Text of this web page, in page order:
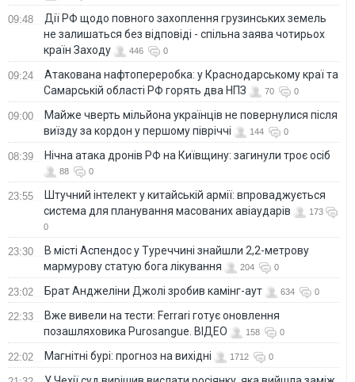
09:48
Дії РФ щодо повного захоплення грузинських земель
не залишаться без відповіді - спільна заява чотирьох
країн Заходу
446 0
09:24
Атакована нафтопереробка: у Краснодарському краї та
Самарській області РФ горять два НПЗ
70 0
09:00
Майже чверть мільйона українців не повернулися після
виїзду за кордон у першому півріччі
144 0
08:39 Нічна атака дронів РФ на Київщину: загинули троє осіб
88 0
23:55
Штучний інтелект у китайській армії: впроваджується
система для планування масованих авіаударів
173
0
23:30
В місті Аспендос у Туреччині знайшли 2,2-метрову
мармурову статую бога лікування
204 0
23:02 Брат Анджеліни Джолі зробив камінг-аут 634 0
22:33
Вже вивели на тести: Ferrari готує оновлення
позашляховика Purosangue. ВІДЕО
158 0
22:02 Магнітні бурі: прогноз на вихідні 1712 0